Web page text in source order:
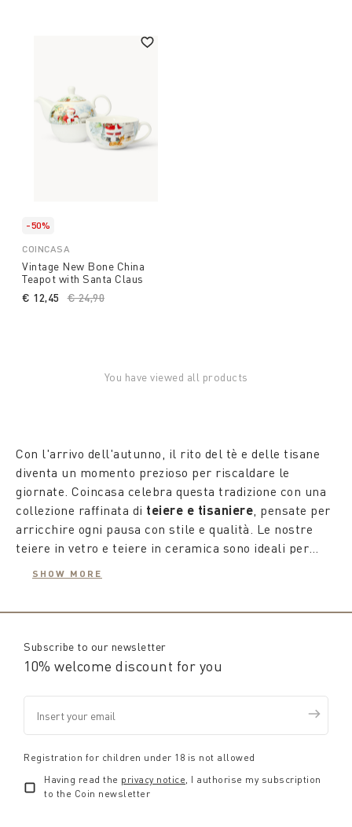
-50%
COINCASA
Vintage New Bone China
Teapot with Santa Claus
Price reduced from
€ 24,90
€ 12,45
You have viewed all products
Con l'arrivo dell'autunno, il rito del tè e delle tisane
diventa un momento prezioso per riscaldare le
giornate. Coincasa celebra questa tradizione con una
collezione raffinata di teiere e tisaniere, pensate per
arricchire ogni pausa con stile e qualità. Le nostre
teiere in vetro e teiere in ceramica sono ideali per
mantenere il calore delle bevande, mentre le
ogni pezzo è studiato per esaltare il piacere del tè,
con design che spaziano dal classico al moderno. Le
eleganti, aggiungono un tocco di creatività alla tavola
e diventano protagoniste delle vetrine di casa.
Per chi ama il fascino della tradizione, i
servizi da tè
in porcellanaoffrono eleganza senza tempo.
Disponibili anche in stile inglese o antico, questi set
sono perfetti per chi desidera un'atmosfera raffinata
durante il tè del pomeriggio. I servizi da tè in
SHOW MORE
Subscribe to our newsletter
10% welcome discount for you
Registration for children under 18 is not allowed
Having read the privacy notice, I authorise my subscription
to the Coin newsletter